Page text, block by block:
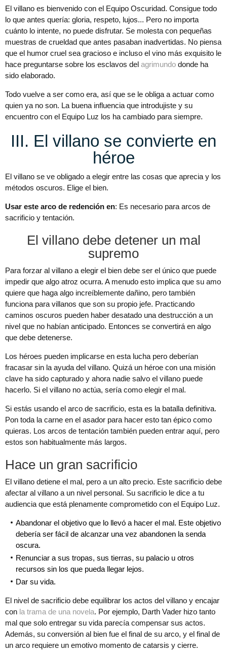
El villano es bienvenido con el Equipo Oscuridad. Consigue todo
lo que antes quería: gloria, respeto, lujos... Pero no importa
cuánto lo intente, no puede disfrutar. Se molesta con pequeñas
muestras de crueldad que antes pasaban inadvertidas. No piensa
que el humor cruel sea gracioso e incluso el vino más exquisito le
hace preguntarse sobre los esclavos del agrimundo donde ha
sido elaborado.
Todo vuelve a ser como era, así que se le obliga a actuar como
quien ya no son. La buena influencia que introdujiste y su
encuentro con el Equipo Luz los ha cambiado para siempre.
III. El villano se convierte en
héroe
El villano se ve obligado a elegir entre las cosas que aprecia y los
métodos oscuros. Elige el bien.
Usar este arco de redención en: Es necesario para arcos de
sacrificio y tentación.
El villano debe detener un mal
supremo
Para forzar al villano a elegir el bien debe ser el único que puede
impedir que algo atroz ocurra. A menudo esto implica que su amo
quiere que haga algo increíblemente dañino, pero también
funciona para villanos que son su propio jefe. Practicando
caminos oscuros pueden haber desatado una destrucción a un
nivel que no habían anticipado. Entonces se convertirá en algo
que debe detenerse.
Los héroes pueden implicarse en esta lucha pero deberían
fracasar sin la ayuda del villano. Quizá un héroe con una misión
clave ha sido capturado y ahora nadie salvo el villano puede
hacerlo. Si el villano no actúa, sería como elegir el mal.
Si estás usando el arco de sacrificio, esta es la batalla definitiva.
Pon toda la carne en el asador para hacer esto tan épico como
quieras. Los arcos de tentación también pueden entrar aquí, pero
estos son habitualmente más largos.
Hace un gran sacrificio
El villano detiene el mal, pero a un alto precio. Este sacrificio debe
afectar al villano a un nivel personal. Su sacrificio le dice a tu
audiencia que está plenamente comprometido con el Equipo Luz.
Abandonar el objetivo que lo llevó a hacer el mal. Este objetivo
debería ser fácil de alcanzar una vez abandonen la senda
oscura.
Renunciar a sus tropas, sus tierras, su palacio u otros
recursos sin los que pueda llegar lejos.
Dar su vida.
El nivel de sacrificio debe equilibrar los actos del villano y encajar
con la trama de una novela. Por ejemplo, Darth Vader hizo tanto
mal que solo entregar su vida parecía compensar sus actos.
Además, su conversión al bien fue el final de su arco, y el final de
un arco requiere un emotivo momento de catarsis y cierre.